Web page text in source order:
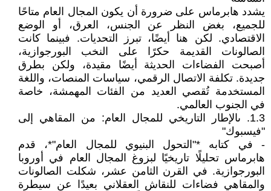
يشدد هابرماس على ضرورة أن يكون المجال العام متاحًا
للجميع، بغض النظر عن الجنس، العرق، أو الوضع
الاقتصادي. لكن هنا أيضًا، تبرز التحديات. فبينما كانت
الصالونات القديمة حكرًا على النخب البورجوازية،
أصبحت الفضاءات الحديثة أيضًا مقيدة، ولكن بطرق
جديدة. تكلفة الاتصال الرقمي، سياسات المنصات، واللغة
المستخدمة تُقصي العديد من الفئات المهمشة، خاصة
في الجنوب العالمي.
1.3. ىالإطار التاريخي للمجال العام: من المقاهي إلى
"فيسبوك"
- في كتابه *"التحول البنيوي للمجال العام"*، قدم
هابرماس تحليلًا تاريخيًا لبزوغ المجال العام في أوروبا
البورجوازية. في القرن الثامن عشر، شكلت الصالونات
والمقاهي فضاءات للنقاش العقلاني بعيدًا عن سيطرة